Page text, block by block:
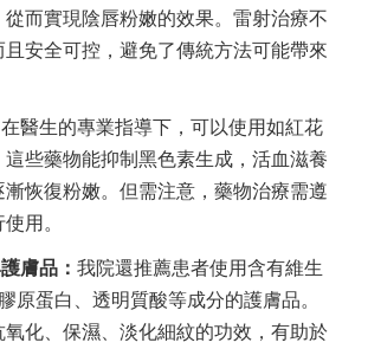
而實現陰唇粉嫩的效果。雷射治療不
安全可控，避免了傳統方法可能帶來
在醫生的專業指導下，可以使用如紅花
些藥物能抑制黑色素生成，活血滋養
恢復粉嫩。但需注意，藥物治療需遵
用。
膚品： 我院還推薦患者使用含有維生
原蛋白、透明質酸等成分的護膚品。
化、保濕、淡化細紋的功效，有助於